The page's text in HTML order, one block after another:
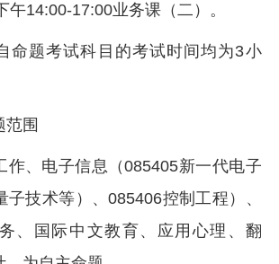
午14:00-17:00业务课（二）。
命题考试科目的考试时间均为3小
范围
作、电子信息（085405新一代电子
子技术等）、085406控制工程）、
、国际中文教育、应用心理、翻